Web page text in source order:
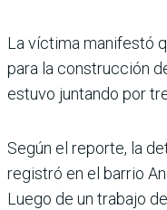
La víctima manifestó
para la construcción
estuvo juntando por
Según el reporte, la
registró en el barrio
Luego de un trabajo